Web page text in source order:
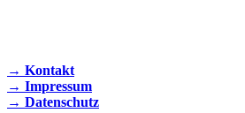
→ Kontakt
→ Impressum
→ Datenschutz